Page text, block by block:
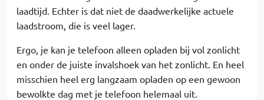
laadtijd. Echter is dat niet de daadwerkelijke actuele
laadstroom, die is veel lager.
Ergo, je kan je telefoon alleen opladen bij vol zonlicht
en onder de juiste invalshoek van het zonlicht. En heel
misschien heel erg langzaam opladen op een gewoon
bewolkte dag met je telefoon helemaal uit.